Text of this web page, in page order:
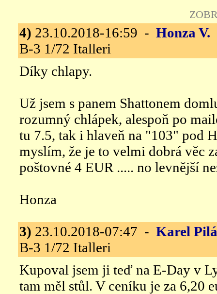
4) 23.10.2018-16:59 - Honza V.
B-3 1/72 Italleri
Díky chlapy.
Už jsem s panem Shattonem
rozumný chlápek, alespoň po
tu 7.5, tak i hlaveň na "103" pod
myslím, že je to velmi dobrá věc
poštovné 4 EUR ..... no levnější
Honza
3) 23.10.2018-07:47 - Karel
B-3 1/72 Italleri
Kupoval jsem ji teď na E-Day v
tam měl stůl. V ceníku je za 6,20